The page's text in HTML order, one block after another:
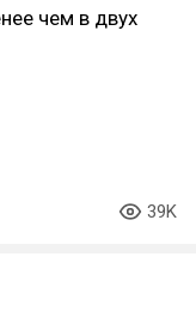
чем в двух
39K